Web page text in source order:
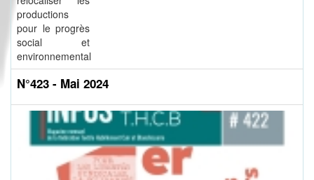
productions
pour le progrès
social et
environnemental
N°423 - Mai 2024